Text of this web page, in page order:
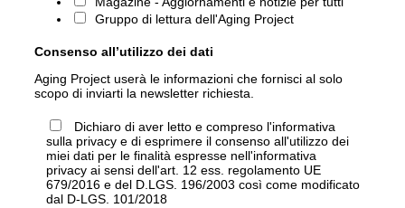
Gruppo di lettura dell'Aging Project
Consenso all’utilizzo dei dati
Aging Project userà le informazioni che fornisci al solo
scopo di inviarti la newsletter richiesta.
Dichiaro di aver letto e compreso l'informativa
sulla privacy e di esprimere il consenso all'utilizzo dei
miei dati per le finalità espresse nell'informativa
privacy ai sensi dell'art. 12 ess. regolamento UE
679/2016 e del D.LGS. 196/2003 così come modificato
dal D-LGS. 101/2018